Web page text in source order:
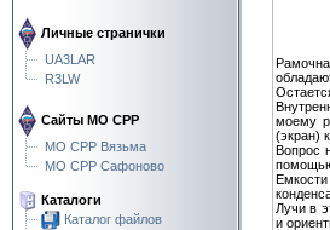
Личные странички
UA3LAR
R3LW
Сайты МО СРР
МО СРР Вязьма
МО СРР Сафоново
Каталоги
Каталог файлов
моему
(экран)
Вопрос
Лучи в
и